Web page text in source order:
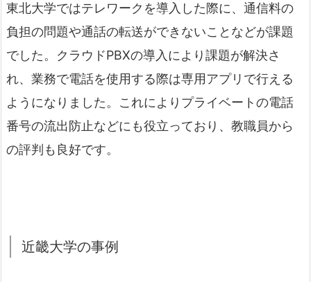
東北大学ではテレワークを導入した際に、通信料の
負担の問題や通話の転送ができないことなどが課題
でした。クラウドPBXの導入により課題が解決さ
れ、業務で電話を使用する際は専用アプリで行える
ようになりました。これによりプライベートの電話
番号の流出防止などにも役立っており、教職員から
の評判も良好です。
近畿大学の事例